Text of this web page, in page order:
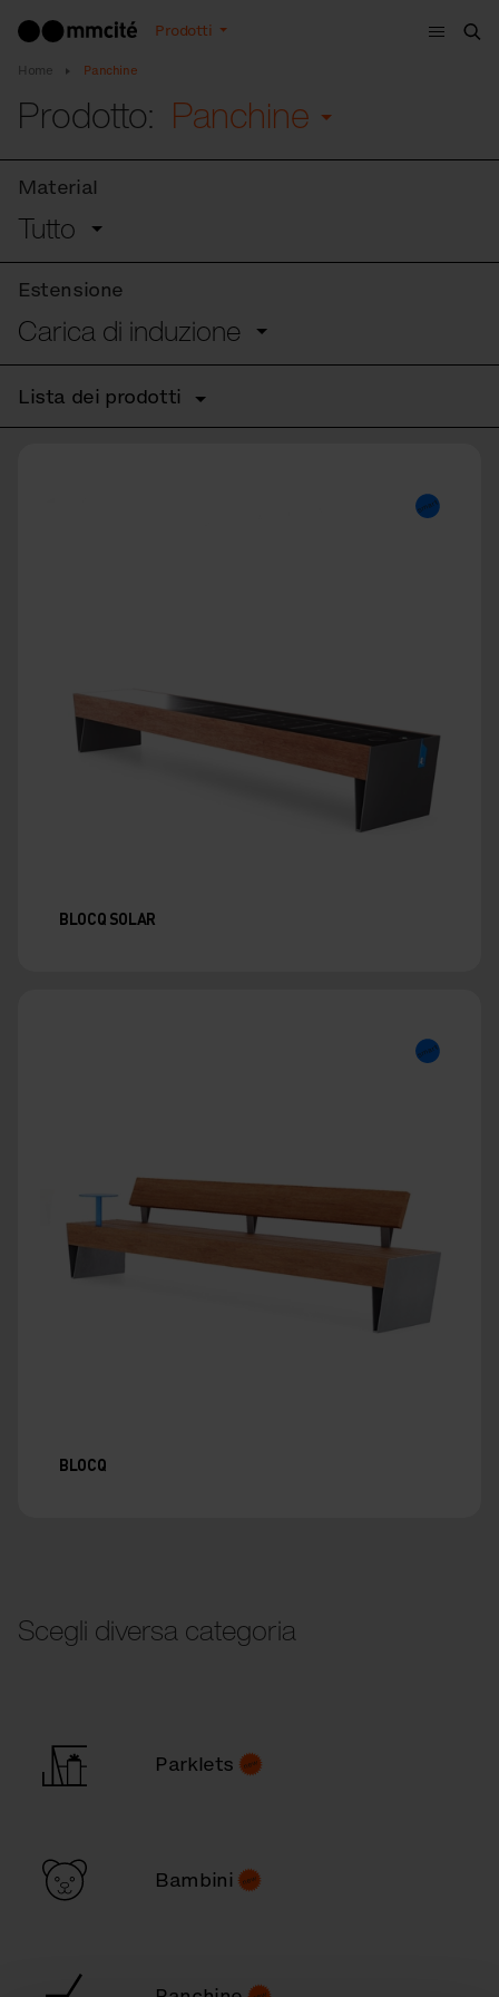
Prodotti
Menù
Home Panchine
Prodotto: Panchine
Material
Tutto
Estensione
Carica di induzione
Lista dei prodotti
BLOCQ SOLAR
BLOCQ
Scegli diversa categoria
Parklets
Bambini